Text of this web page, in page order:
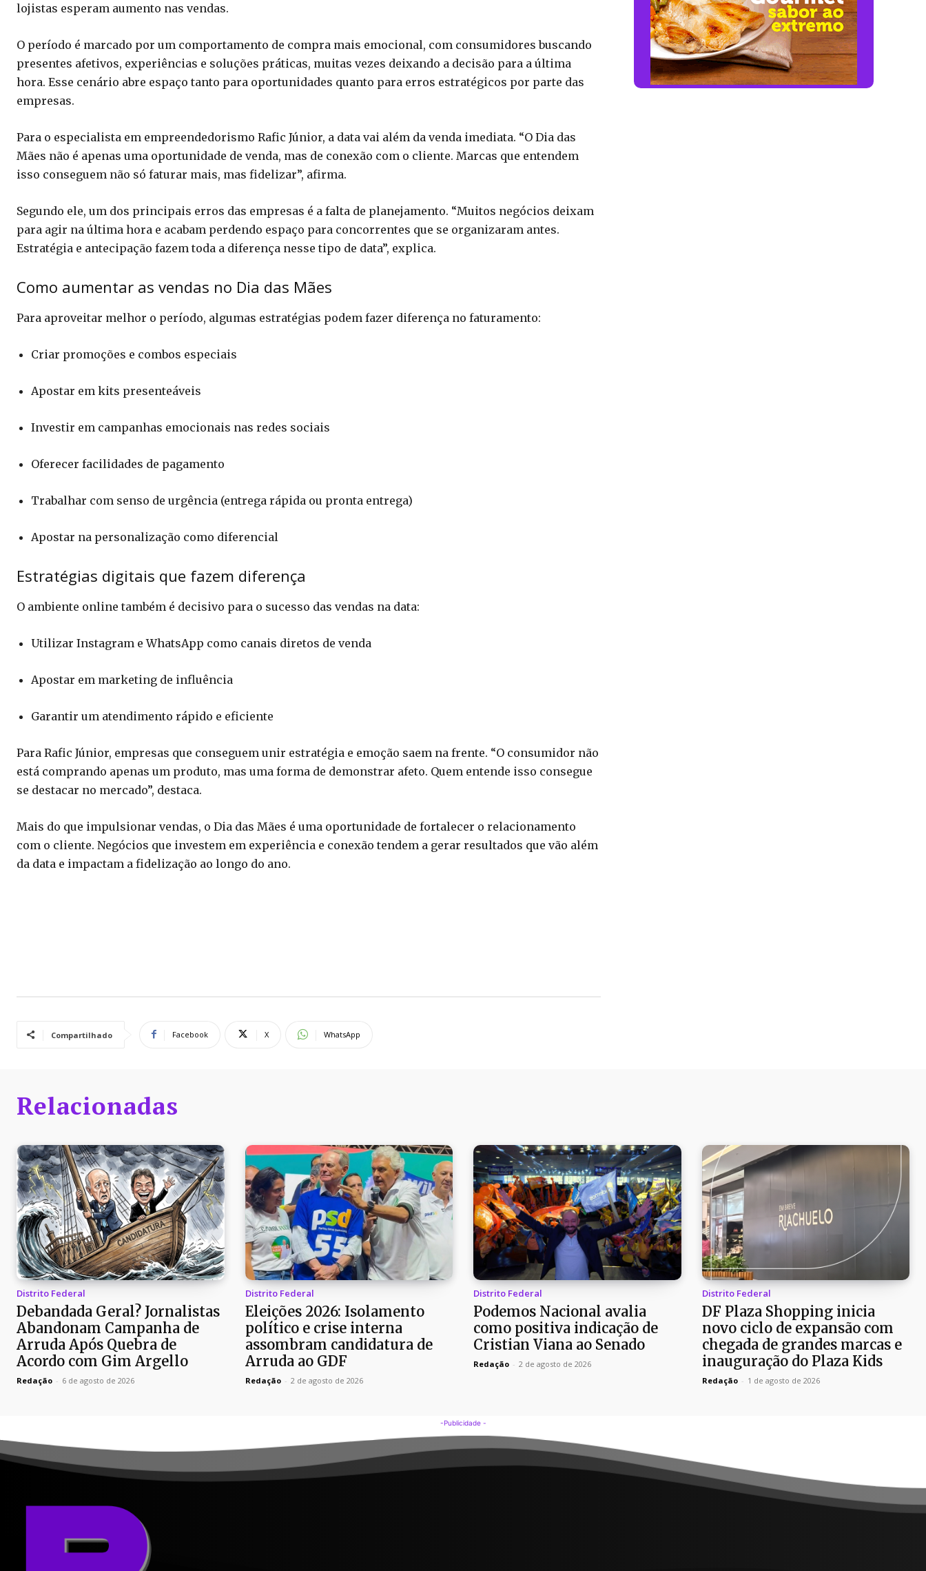
lojistas esperam aumento nas vendas.
O período é marcado por um comportamento de compra mais emocional, com consumidores buscando
presentes afetivos, experiências e soluções práticas, muitas vezes deixando a decisão para a última
hora. Esse cenário abre espaço tanto para oportunidades quanto para erros estratégicos por parte das
empresas.
Para o especialista em empreendedorismo Rafic Júnior, a data vai além da venda imediata. “O Dia das
Mães não é apenas uma oportunidade de venda, mas de conexão com o cliente. Marcas que entendem
isso conseguem não só faturar mais, mas fidelizar”, afirma.
Segundo ele, um dos principais erros das empresas é a falta de planejamento. “Muitos negócios deixam
para agir na última hora e acabam perdendo espaço para concorrentes que se organizaram antes.
Estratégia e antecipação fazem toda a diferença nesse tipo de data”, explica.
Como aumentar as vendas no Dia das Mães
Para aproveitar melhor o período, algumas estratégias podem fazer diferença no faturamento:
Criar promoções e combos especiais
Apostar em kits presenteáveis
Investir em campanhas emocionais nas redes sociais
Oferecer facilidades de pagamento
Trabalhar com senso de urgência (entrega rápida ou pronta entrega)
Apostar na personalização como diferencial
Estratégias digitais que fazem diferença
O ambiente online também é decisivo para o sucesso das vendas na data:
Utilizar Instagram e WhatsApp como canais diretos de venda
Apostar em marketing de influência
Garantir um atendimento rápido e eficiente
Para Rafic Júnior, empresas que conseguem unir estratégia e emoção saem na frente. “O consumidor não
está comprando apenas um produto, mas uma forma de demonstrar afeto. Quem entende isso consegue
se destacar no mercado”, destaca.
Mais do que impulsionar vendas, o Dia das Mães é uma oportunidade de fortalecer o relacionamento
com o cliente. Negócios que investem em experiência e conexão tendem a gerar resultados que vão além
da data e impactam a fidelização ao longo do ano.
Compartilhado Facebook X WhatsApp
Relacionadas
Distrito Federal
Debandada Geral? Jornalistas
Abandonam Campanha de
Arruda Após Quebra de
Acordo com Gim Argello
Redação - 6 de agosto de 2026
Distrito Federal
Eleições 2026: Isolamento
político e crise interna
assombram candidatura de
Arruda ao GDF
Redação - 2 de agosto de 2026
Distrito Federal
Podemos Nacional avalia
como positiva indicação de
Cristian Viana ao Senado
Redação - 2 de agosto de 2026
Distrito Federal
DF Plaza Shopping inicia
novo ciclo de expansão com
chegada de grandes marcas e
inauguração do Plaza Kids
Redação - 1 de agosto de 2026
-Publicidade -